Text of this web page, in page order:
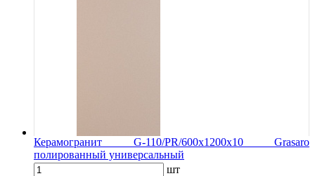
Керамогранит G-110/PR/600x1200x10 Grasaro
полированный универсальный
шт